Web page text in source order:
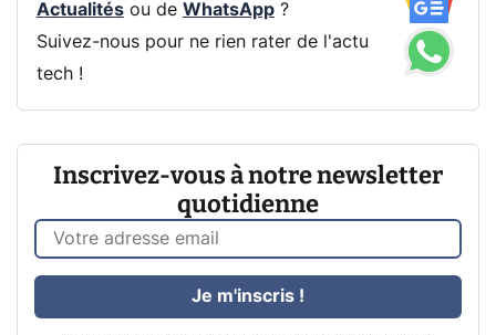
Actualitésou de WhatsApp?
Suivez-nous pour ne rien rater de l'actu
tech !
Inscrivez-vous à notre newsletter
quotidienne
Je m'inscris !